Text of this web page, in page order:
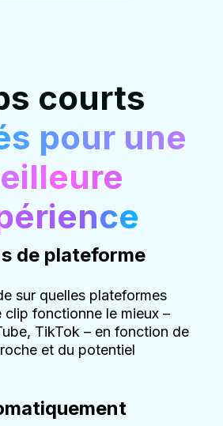
courts
pour une
de plateforme
sur quelles plateformes
clip fonctionne le mieux –
TikTok – en fonction de
et du potentiel